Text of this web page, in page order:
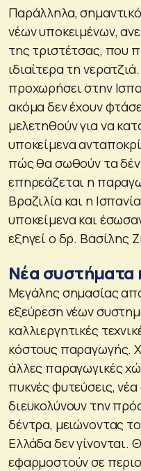
Παράλληλα,
νέων υποκειμένων,
της τριστέτσας, που
ιδιαίτερα τη
προχωρήσει στην
ακόμα δεν έχουν
μελετηθούν για να
υποκείμενα
πώς θα σωθούν τα
επηρεάζεται η
Βραζιλία και η
υποκείμενα και
εξηγεί ο δρ. Βασίλης
Νέα συστήματα
Μεγάλης σημασίας
εξεύρεση νέων
καλλιεργητικές
κόστους παραγωγής.
άλλες παραγωγικές
πυκνές φυτεύσεις,
διευκολύνουν την
δέντρα, μειώνοντας
Ελλάδα δεν
εφαρμοστούν σε